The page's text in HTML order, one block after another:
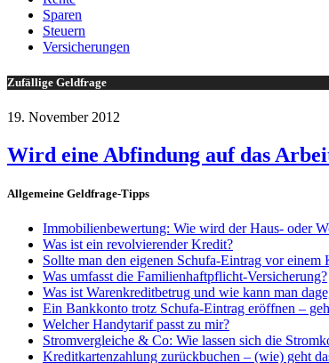
Sparen
Steuern
Versicherungen
Zufällige Geldfrage
19. November 2012
Wird eine Abfindung auf das
Allgemeine Geldfrage-Tipps
Immobilienbewertung: Wie wird der Haus- oder
Was ist ein revolvierender Kredit?
Sollte man den eigenen Schufa-Eintrag vor einem
Was umfasst die Familienhaftpflicht-Versicherung?
Was ist Warenkreditbetrug und wie kann man
Ein Bankkonto trotz Schufa-Eintrag eröffnen –
Welcher Handytarif passt zu mir?
Stromvergleiche & Co: Wie lassen sich die
Kreditkartenzahlung zurückbuchen – (wie) geht